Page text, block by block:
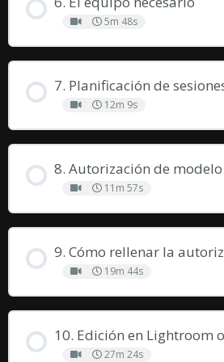
5m 48s
7. Planificación de
12m 9s
8. Autorización de
11m 57s
9. Cómo rellenar la
19m 44s
10. Edición en Lightroom
27m 24s